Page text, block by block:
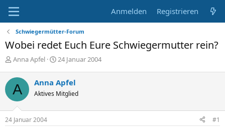
Anmelden Registrieren
Schwiegermütter-Forum
Wobei redet Euch Eure Schwiegermutter rein?
E
s
e
l
l
e
Anna Apfel
E
t
e
l
24 Januar 2004
A Anna Apfel
Aktives Mitglied
24 Januar 2004 #1